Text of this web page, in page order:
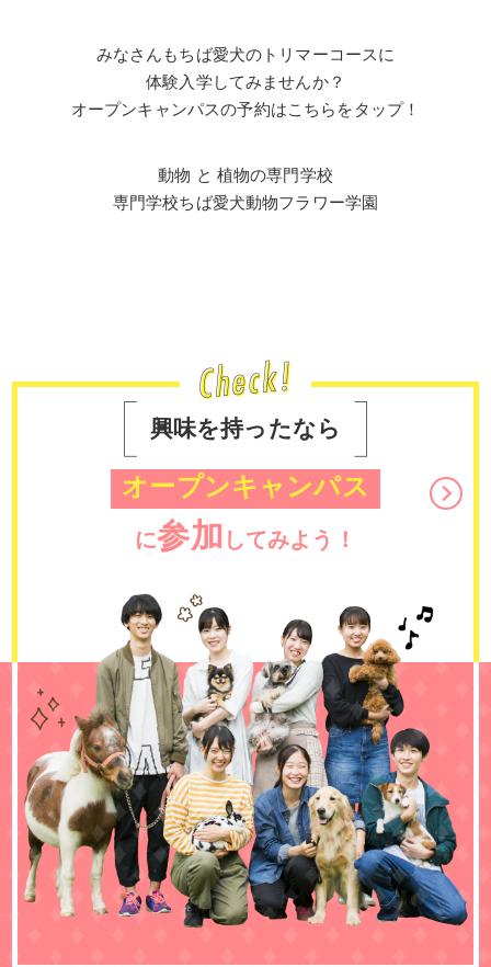
みなさんもちば愛犬のトリマーコースに
体験入学してみませんか？
オープンキャンパスの予約はこちらをタップ！
動物 と 植物の専門学校
専門学校ちば愛犬動物フラワー学園
興味を持ったなら
オープンキャンパス
に参加 してみよう！